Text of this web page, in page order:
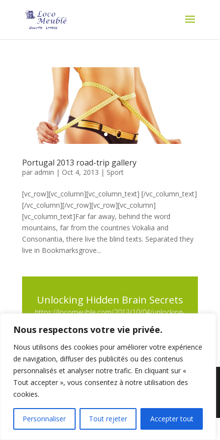
Nous respectons votre vie privée.
Nous utilisons des cookies pour améliorer votre expérience
de navigation, diffuser des publicités ou des contenus
personnalisés et analyser notre trafic. En cliquant sur «
Tout accepter », vous consentez à notre utilisation des
cookies.
Personnaliser Tout rejeter Accepter tout
Portugal 2013 road-trip gallery
par admin | Oct 4, 2013 | Sport
[vc_row][vc_column][vc_column_text] [/vc_column_text]
[/vc_column][/vc_row][vc_row][vc_column]
[vc_column_text]Far far away, behind the word
mountains, far from the countries Vokalia and
Consonantia, there live the blind texts. Separated they
live in Bookmarksgrove...
Unlocking Hidden Brain Secrets
https://locomeuble.com/2013/10/04/unlocking-
Sarl Loco Meublé -Mentions légales- Une